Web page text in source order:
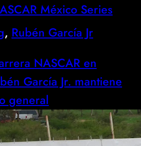
México Series
, Rubén García Jr
NASCAR en
García Jr. mantiene
general